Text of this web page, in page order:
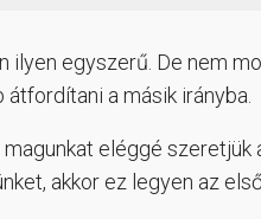
ilyen egyszerű. De nem
a másik irányba.
eléggé
akkor ez legyen az